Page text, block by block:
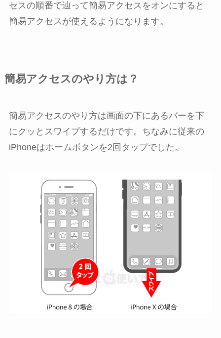
セスの順番で辿って簡易アクセス をオンにすると
簡易アクセスが使えるようになります。
簡易アクセスのやり方は？
簡易アクセスのやり方は画面の下にあるバーを下
にクッとスワイプするだけです。ちなみに従来の
iPhoneはホームボタンを2回タップでした。